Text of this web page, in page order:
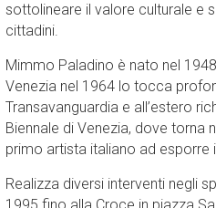
sottolineare il valore culturale e
cittadini.
Mimmo Paladino è nato nel
Venezia nel 1964 lo tocca
Transavanguardia e all’estero
Biennale di Venezia, dove torna
primo artista italiano ad esporre
Realizza diversi interventi negli